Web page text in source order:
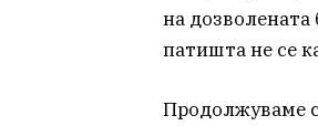
на дозволената
патишта не се
Продолжуваме